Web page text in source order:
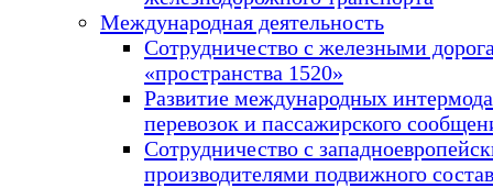
Международная деятельность
Сотрудничество с железными
«пространства 1520»
Развитие международных
перевозок и пассажирского
Сотрудничество с
производителями подвижного